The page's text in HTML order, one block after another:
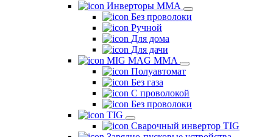
Инверторы ММА
Без проволоки
Ручной
Для дома
Для дачи
MIG MAG MMA
Полуавтомат
Без газа
С проволокой
Без проволоки
TIG
Сварочный инвертор TIG